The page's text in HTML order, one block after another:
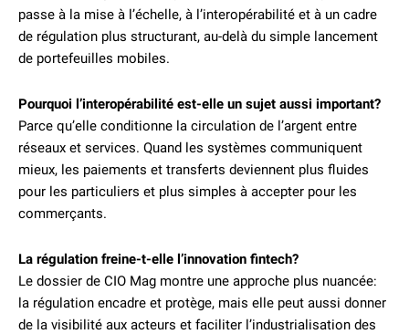
passe à la mise à l’échelle, à l’interopérabilité et à un cadre
de régulation plus structurant, au-delà du simple lancement
de portefeuilles mobiles.
Pourquoi l’interopérabilité est-elle un sujet aussi important?
Parce qu’elle conditionne la circulation de l’argent entre
réseaux et services. Quand les systèmes communiquent
mieux, les paiements et transferts deviennent plus fluides
pour les particuliers et plus simples à accepter pour les
commerçants.
La régulation freine-t-elle l’innovation fintech?
Le dossier de CIO Mag montre une approche plus nuancée:
la régulation encadre et protège, mais elle peut aussi donner
de la visibilité aux acteurs et faciliter l’industrialisation des